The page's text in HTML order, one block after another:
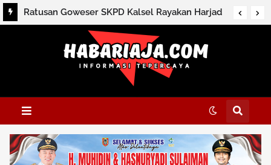
Ratusan Goweser SKPD Kalsel Rayakan Harjad
ke-76 dan HUT ke-81 RI